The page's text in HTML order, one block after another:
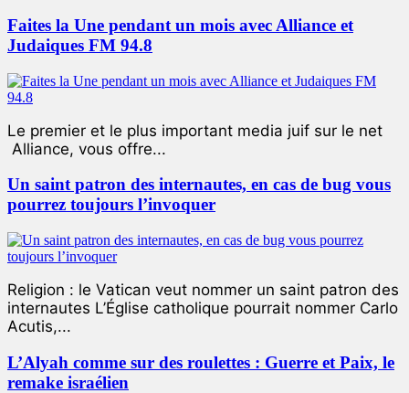
Faites la Une pendant un mois avec Alliance et
Judaiques FM 94.8
Le premier et le plus important media juif sur le net
Alliance, vous offre...
Un saint patron des internautes, en cas de bug vous
pourrez toujours l’invoquer
Religion : le Vatican veut nommer un saint patron des
internautes L’Église catholique pourrait nommer Carlo
Acutis,...
L’Alyah comme sur des roulettes : Guerre et Paix, le
remake israélien